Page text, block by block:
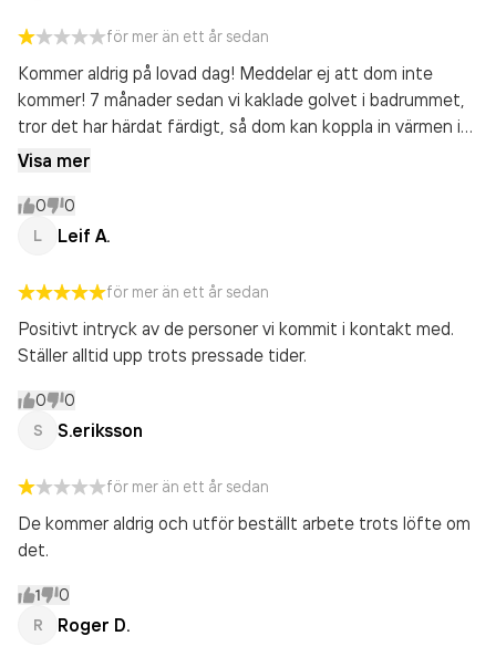
för mer än ett år sedan
Kommer aldrig på lovad dag! Meddelar ej att dom inte
kommer! 7 månader sedan vi kaklade golvet i badrummet,
tror det har härdat färdigt, så dom kan koppla in värmen i
golvet. Långa förseningar på vårt badrum, då dom lovat att
detta företaget! Vi var i kontakt med dom för 3 veckor
sedan,- vi kommer i morgon, har inte kommit än!
andra seriösa filmer. Jan starkt rekommendera Robert i
Visa mer
0 0
L Leif A.
för mer än ett år sedan
Positivt intryck av de personer vi kommit i kontakt med.
Ställer alltid upp trots pressade tider.
0 0
S S.eriksson
för mer än ett år sedan
De kommer aldrig och utför beställt arbete trots löfte om
det.
1 0
R Roger D.